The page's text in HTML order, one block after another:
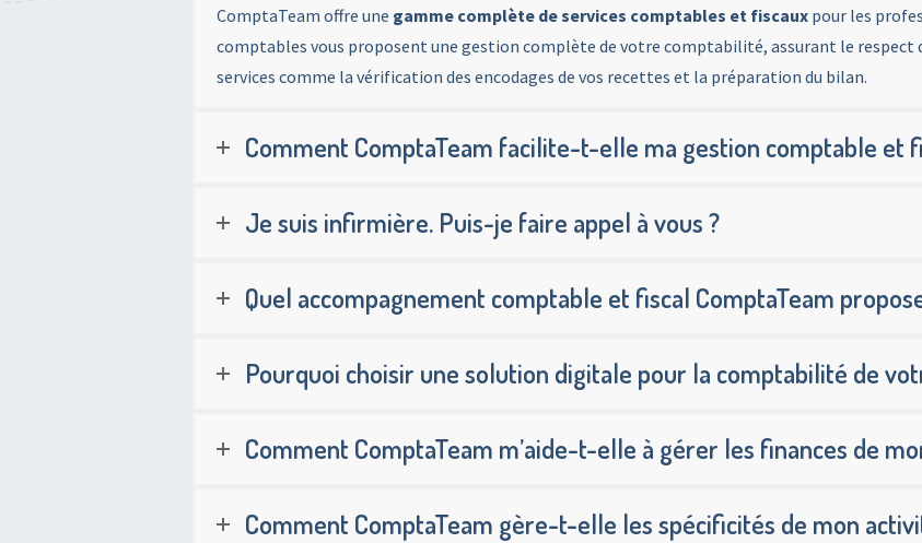
ComptaTeam offre une gamme complète de services comptables et fiscauxpour les
comptables vous proposent une gestion complète de votre comptabilité, assurant le respect
services comme la vérification des encodages de vos recettes et la préparation du bilan.
Comment ComptaTeam facilite-t-elle ma gestion comptable et
Je suis infirmière. Puis-je faire appel à vous ?
Quel accompagnement comptable et fiscal ComptaTeam
Pourquoi choisir une solution digitale pour la comptabilité de
Comment ComptaTeam m’aide-t-elle à gérer les finances de
Comment ComptaTeam gère-t-elle les spécificités de mon